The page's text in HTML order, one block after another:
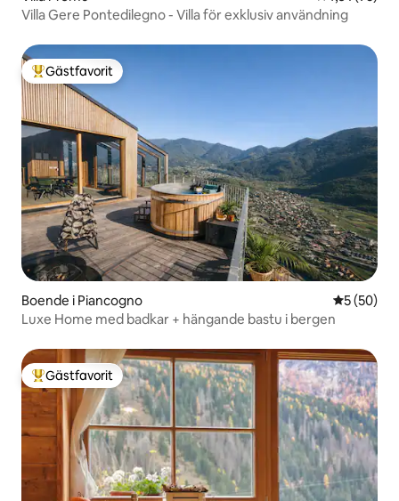
Villa Gere Pontedilegno - Villa för exklusiv användning
Populär gästfavorit
Gästfavorit
Boende i Piancogno 5 av 5 i
5 (50)
Luxe Home med badkar + hängande bastu i bergen
Populär gästfavorit
Gästfavorit